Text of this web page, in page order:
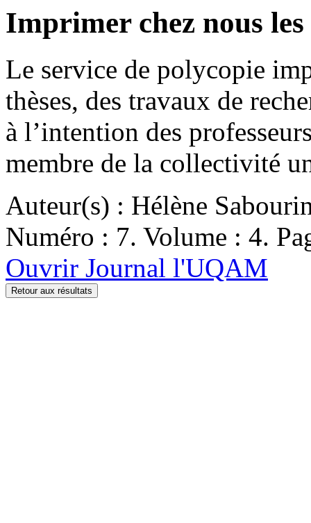
Imprimer chez nous
Le service de polycopie
thèses, des travaux de
à l’intention des
membre de la collectivité
Auteur(s) : Hélène
Numéro : 7. Volume : 4.
Ouvrir Journal l'UQAM
Retour aux résultats